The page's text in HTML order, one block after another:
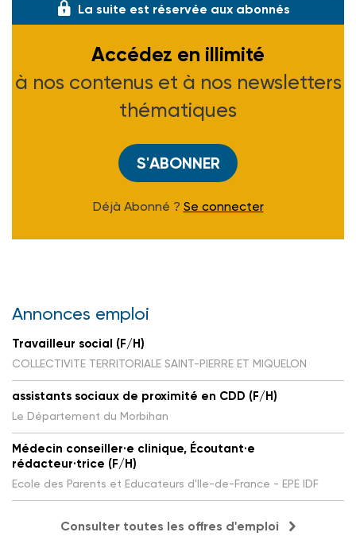
La suite est réservée aux abonnés
Accédez en illimité
à nos contenus et à nos newsletters
thématiques
S'ABONNER
Déjà Abonné ? Se connecter
Annonces emploi
Travailleur social (F/H)
COLLECTIVITE TERRITORIALE SAINT-PIERRE ET MIQUELON
assistants sociaux de proximité en CDD (F/H)
Le Département du Morbihan
Médecin conseiller·e clinique, Écoutant·e
rédacteur·trice (F/H)
Ecole des Parents et Educateurs d'Ile-de-France - EPE IDF
Consulter toutes les offres d'emploi